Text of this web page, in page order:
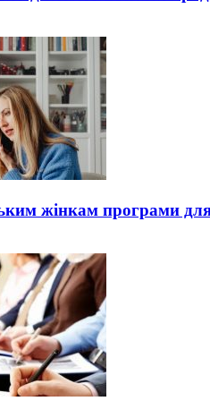
жінкам програми для